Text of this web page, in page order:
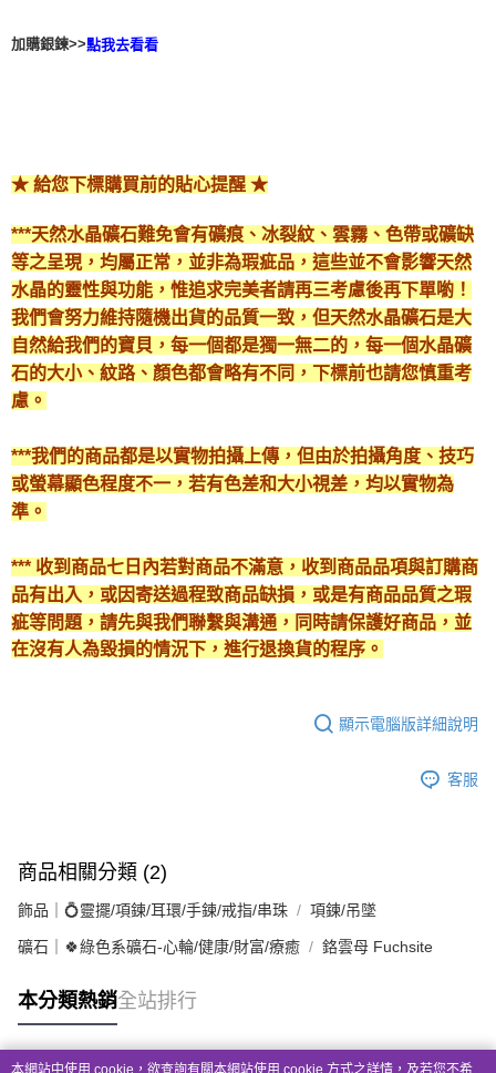
加購銀鍊>>點我去看看
★ 給您下標購買前的貼心提醒 ★
***天然水晶礦石難免會有礦痕、冰裂紋、雲霧、色帶或礦缺
等之呈現，均屬正常，並非為瑕疵品，這些並不會影響天然
水晶的靈性與功能，惟追求完美者請再三考慮後再下單喲！
我們會努力維持隨機出貨的品質一致，但天然水晶礦石是大
自然給我們的寶貝，每一個都是獨一無二的，每一個水晶礦
石的大小、紋路、顏色都會略有不同，下標前也請您慎重考
慮。
***我們的商品都是以實物拍攝上傳，但由於拍攝角度、技巧
或螢幕顯色程度不一，若有色差和大小視差，均以實物為
準。
*** 收到商品七日內若對商品不滿意，收到商品品項與訂購商
品有出入，或因寄送過程致商品缺損，或是有商品品質之瑕
疵等問題，請先與我們聯繫與溝通，同時請保護好商品，並
在沒有人為毀損的情況下，進行退換貨的程序。
顯示電腦版詳細說明
客服
商品相關分類 (2)
飾品｜💍靈擺/項鍊/耳環/手鍊/戒指/串珠 項鍊/吊墜
礦石｜🍀綠色系礦石-心輪/健康/財富/療癒 鉻雲母 Fuchsite
本分類熱銷全站排行
本網站中使用 cookie，欲查詢有關本網站使用 cookie 方式之詳情，及若您不希